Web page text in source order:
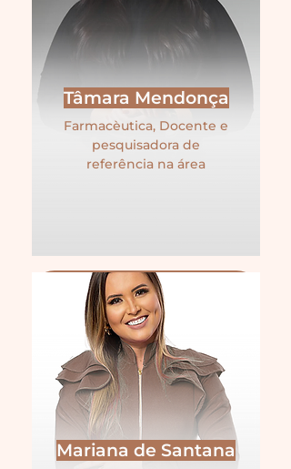
Tâmara Mendonça
Farmacèutica, Docente e
pesquisadora de
referência na área
Mariana de Santana